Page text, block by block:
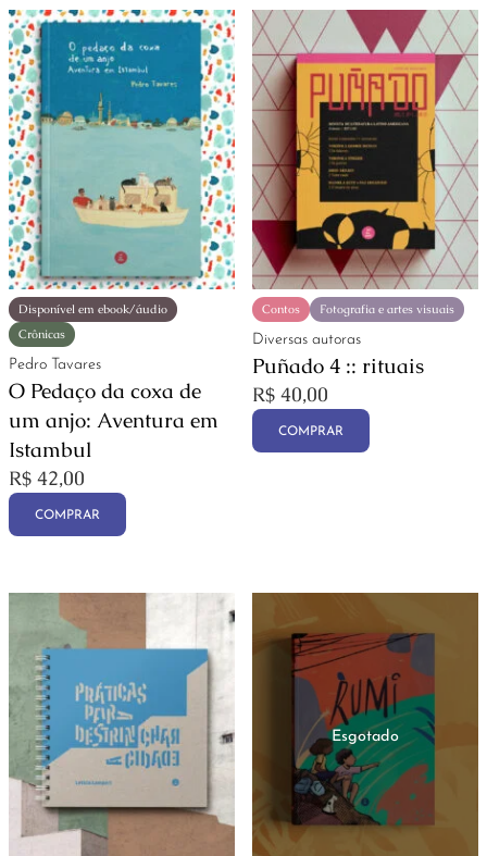
Crônicas
Disponível em ebook/áudio
Pedro Tavares
O Pedaço da coxa de
um anjo: Aventura em
Istambul
R$ 42,00
COMPRAR
Contos Fotografia e artes visuais
Diversas autoras
Puñado 4 :: rituais
R$ 40,00
COMPRAR